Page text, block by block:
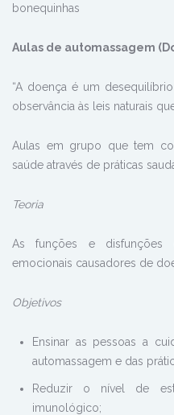
bonequinhas
Aulas de automassagem
“A doença é um
observância às leis naturais
Aulas em grupo que tem
saúde através de práticas
Teoria
As funções e
emocionais causadores de
Objetivos
Ensinar as pessoas a
automassagem e das
Reduzir o nível de
imunológico;